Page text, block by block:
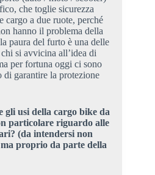
che toglie sicurezza
cargo a due ruote, perché
hanno il problema della
paura del furto è una delle
si avvicina all’idea di
per fortuna oggi ci sono
di garantire la protezione
gli usi della cargo bike da
particolare riguardo alle
(da intendersi non
proprio da parte della